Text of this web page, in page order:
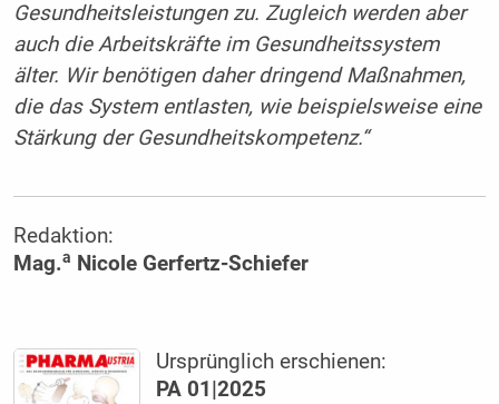
Gesundheitsleistungen zu. Zugleich werden aber
auch die Arbeitskräfte im Gesundheitssystem
älter. Wir benötigen daher dringend Maßnahmen,
die das System entlasten, wie beispielsweise eine
Stärkung der Gesundheitskompetenz.“
Redaktion:
Mag.a Nicole Gerfertz-Schiefer
Ursprünglich erschienen:
PA 01|2025